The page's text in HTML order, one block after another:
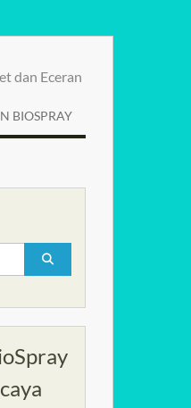
dan Eceran
BIOSPRAY